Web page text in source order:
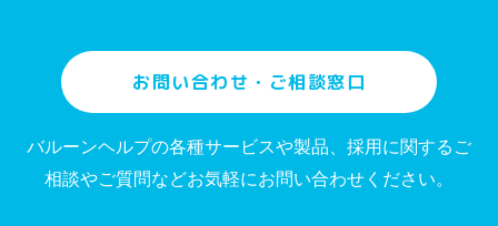
お問い合わせ・ご相談窓口
バルーンヘルプの各種サービスや製品、採用に関するご
相談やご質問などお気軽にお問い合わせください。